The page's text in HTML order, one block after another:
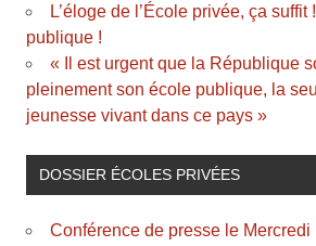
L’éloge de l’École privée, ça suffit
publique !
« Il est urgent que la République
pleinement son école publique, la
jeunesse vivant dans ce pays »
DOSSIER ÉCOLES PRIVÉES
Conférence de presse le Mercredi